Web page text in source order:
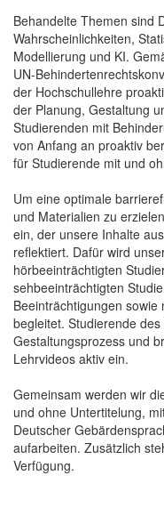
Behandelte Themen sind
Wahrscheinlichkeiten,
Modellierung und KI.
der Hochschullehre
der Planung, Gestaltung
Studierenden mit
von Anfang an proaktiv
für Studierende mit und
Um eine optimale
und Materialien zu
ein, der unsere Inhalte
reflektiert. Dafür wird
hörbeeinträchtigten
sehbeeinträchtigten
Beeinträchtigungen
begleitet. Studierende
Gestaltungsprozess und
Lehrvideos aktiv ein.
Gemeinsam werden wir
und ohne Untertitelung,
Deutscher
aufarbeiten. Zusätzlich
Verfügung.